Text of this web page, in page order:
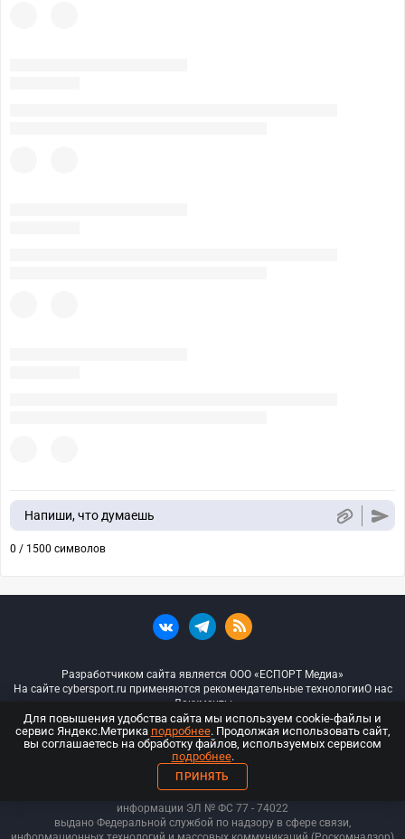
Напиши, что думаешь
0 / 1500 символов
Разработчиком сайта является ООО «ЕСПОРТ Медиа»
На сайте cybersport.ru применяются рекомендательные технологииО нас
Документы
© ООО «Киберспорт.ру» — Все права защищены
18+
ООО «Киберспорт.ру». Свидетельство о регистрации средств массовой
информации ЭЛ № ФС 77 - 74022
выдано Федеральной службой по надзору в сфере связи,
Для повышения удобства сайта мы используем cookie-файлы и
сервис Яндекс.Метрика подробнее. Продолжая использовать сайт,
вы соглашаетесь на обработку файлов, используемых сервисом
подробнее.
ПРИНЯТЬ